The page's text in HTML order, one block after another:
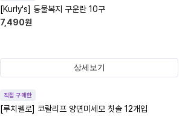
[Kurly's] 동물복지 구운란 10구
7,490원
상세보기
직접 구매한
[루치펠로] 코랄리프 양면미세모 칫솔 12개입